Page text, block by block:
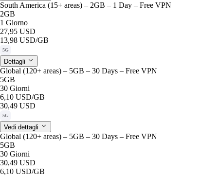
South America (15+ areas) – 2GB – 1 Day – Free VPN
2GB
1 Giorno
27,95 USD
13,98 USD/GB
5G
Dettagli
Global (120+ areas) – 5GB – 30 Days – Free VPN
5GB
30 Giorni
6,10 USD/GB
30,49 USD
5G
Vedi dettagli
Global (120+ areas) – 5GB – 30 Days – Free VPN
5GB
30 Giorni
30,49 USD
6,10 USD/GB